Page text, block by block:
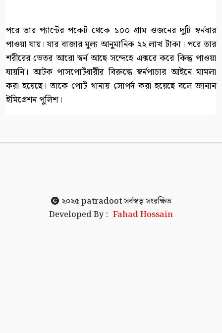
পরে তার প্যান্টের পকেট থেকে ১০০ গ্রাম ওজনের দুটি স্বর্নবার
পাওয়া যায়। যার বাজার মুল্য আনুমানিক ২২ লাখ টাকা। পরে তার
শরীরের ভেতর আরো স্বর্ন আছে সন্দেহে এক্সরে করে কিন্তু পাওয়া
যায়নি। আটক পাসপোর্টধারীর বিরুদ্ধে স্বর্নপাচার আইনে মামলা
করা হয়েছে। তাকে পোর্ট থানায় সোপর্দ করা হয়েছে বলে জানান
ইমিগ্রেশন পুলিশ।
২০২৫ patradootসর্বস্বত্ব সংরক্ষিত
Developed By : Fahad Hossain